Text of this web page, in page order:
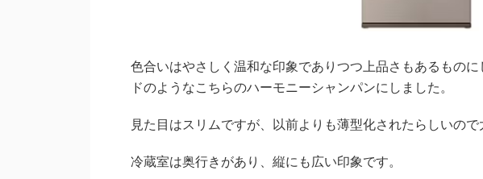
色合いはやさしく温和な印象でありつつ上品さもあるもの
ドのようなこちらのハーモニーシャンパンにしました。
見た目はスリムですが、以前よりも薄型化されたらしいので
冷蔵室は奥行きがあり、縦にも広い印象です。